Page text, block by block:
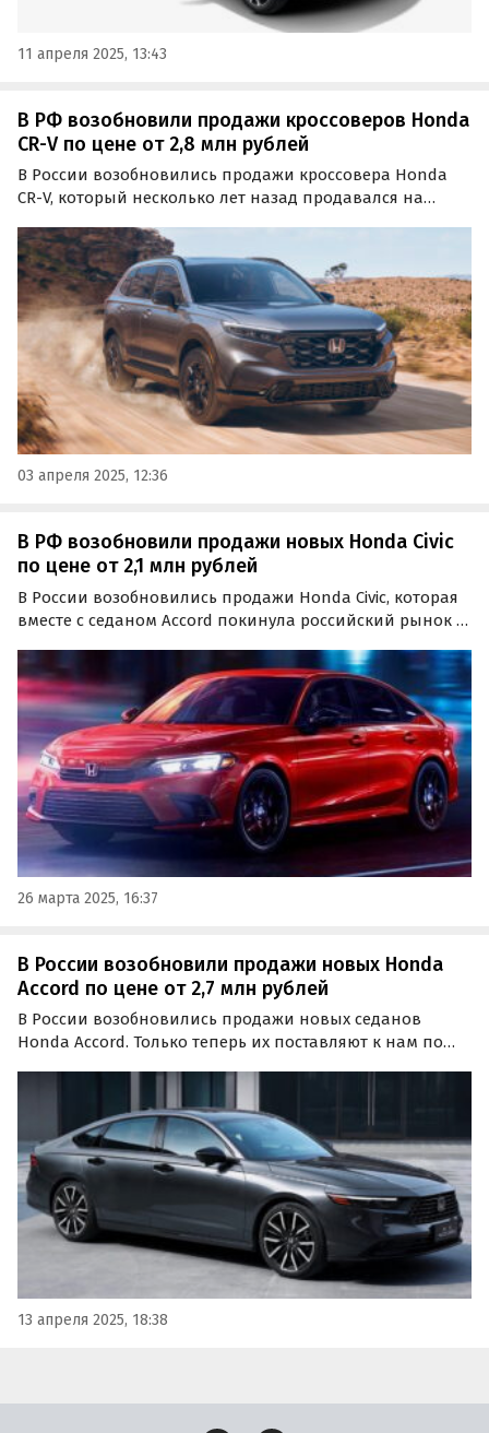
11 апреля 2025, 13:43
В РФ возобновили продажи кроссоверов Honda
CR-V по цене от 2,8 млн рублей
В России возобновились продажи кроссовера Honda
CR-V, который несколько лет назад продавался на
только по альтернативным схемам, но цены, судя по
объявлениям на классифайдах, сильно не выросли и…
03 апреля 2025, 12:36
В РФ возобновили продажи новых Honda Civic
по цене от 2,1 млн рублей
В России возобновились продажи Honda Civic, которая
вместе с седаном Accord покинула российский рынок в
поставляются к нам по параллельному импорту и
другим альтернативным схемам, а цены на них на
одном…
26 марта 2025, 16:37
В России возобновили продажи новых Honda
Accord по цене от 2,7 млн рублей
В России возобновились продажи новых седанов
Honda Accord. Только теперь их поставляют к нам по
000 рублей, пишут «Автоновости дня».
13 апреля 2025, 18:38